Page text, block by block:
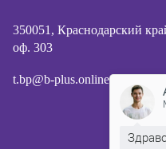
350051, Краснодарский
оф. 303
t.bp@b-plus.online